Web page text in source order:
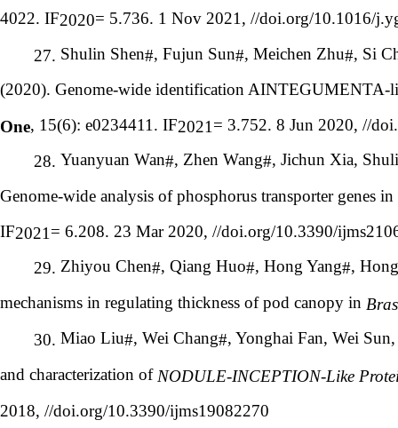
4022. IF2020= 5.736. 1 Nov 2021, //doi.org/10.1016/
27. Shulin Shen#, Fujun Sun#, Meichen Zhu#, Si
(2020). Genome-wide identification
One, 15(6): e0234411. IF2021= 3.752. 8 Jun 2020, //
28. Yuanyuan Wan#, Zhen Wang#, Jichun Xia,
Genome-wide analysis of phosphorus transporter genes in
IF2021= 6.208. 23 Mar 2020, //doi.org/10.3390/
29. Zhiyou Chen#, Qiang Huo#, Hong Yang#,
mechanisms in regulating thickness of pod canopy in
30. Miao Liu#, Wei Chang#, Yonghai Fan, Wei
and characterization of NODULE-INCEPTION-Like
2018, //doi.org/10.3390/ijms19082270